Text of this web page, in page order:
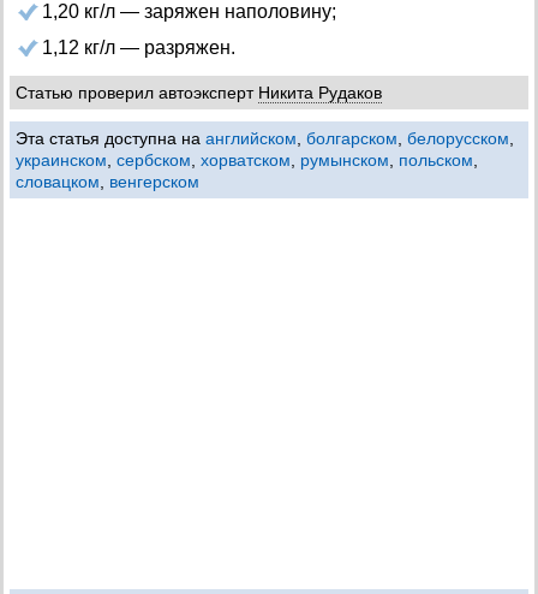
1,20 кг/л — заряжен наполовину;
1,12 кг/л — разряжен.
Статью проверил автоэксперт Никита Рудаков
Эта статья доступна на английском болгарском белорусском
украинском сербском хорватском румынском польском
словацком
венгерском